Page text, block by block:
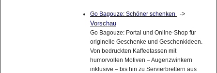
Go Bagouze: Schöner schenken
->
Vorschau
Go Bagouze: Portal und Online-Shop für
originelle Geschenke und Geschenkideen.
Von bedruckten Kaffeetassen mit
humorvollen Motiven – Augenzwinkern
inklusive – bis hin zu Servierbrettern aus